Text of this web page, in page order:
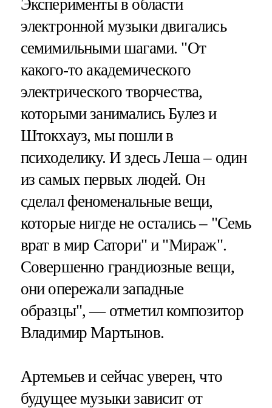
Эксперименты в области
электронной музыки двигались
семимильными шагами. "От
какого-то академического
электрического творчества,
которыми занимались Булез и
Штокхауз, мы пошли в
психоделику. И здесь Леша – один
из самых первых людей. Он
сделал феноменальные вещи,
которые нигде не остались – "Семь
врат в мир Сатори" и "Мираж".
Совершенно грандиозные вещи,
они опережали западные
образцы", — отметил композитор
Владимир Мартынов.
Артемьев и сейчас уверен, что
будущее музыки зависит от